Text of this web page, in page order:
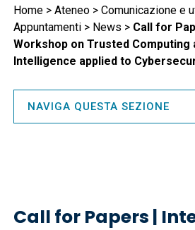
Briciole
di
pane
Home Ateneo
Comunicazione e
Appuntamenti
News
Call for
Workshop on Trusted Computing
Intelligence applied to
Call for Papers |
NAVIGA QUESTA SEZIONE